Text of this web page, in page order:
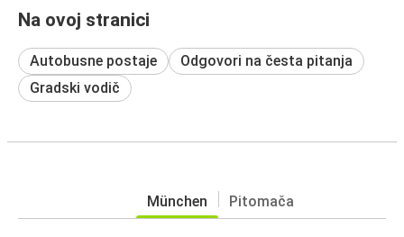
Na ovoj stranici
Autobusne postaje
Odgovori na česta pitanja
Gradski vodič
München Pitomača